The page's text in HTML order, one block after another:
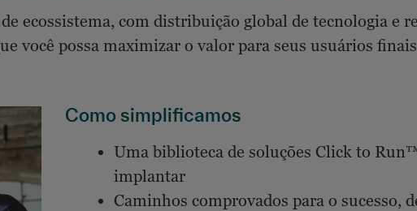
ecossistema, com distribuição global de tecnologia e
você possa maximizar o valor para seus usuários
Como simplificamos
Uma biblioteca de soluções Click to
implantar
Caminhos comprovados para o sucesso,